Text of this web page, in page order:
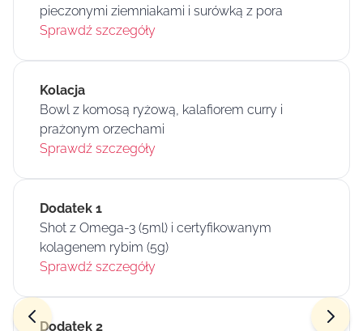
pieczonymi ziemniakami i surówką z pora
Sprawdź szczegóły
Kolacja
Bowl z komosą ryżową, kalafiorem curry i
prażonym orzechami
Sprawdź szczegóły
Dodatek 1
Shot z Omega-3 (5ml) i certyfikowanym
kolagenem rybim (5g)
Sprawdź szczegóły
Dodatek 2